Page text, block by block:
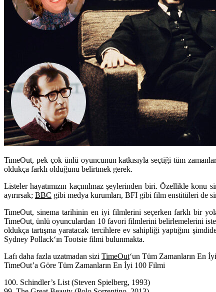
TimeOut, pek çok ünlü oyuncunun katkısıyla seçtiği tüm
oldukça farklı olduğunu belirtmek gerek.
Listeler hayatımızın kaçınılmaz şeylerinden biri. Özellikle
ayırırsak; BBC gibi medya kurumları, BFI gibi film enstitüleri de
TimeOut, sinema tarihinin en iyi filmlerini seçerken farklı bir
TimeOut, ünlü oyunculardan 10 favori filmlerini belirlemelerini
oldukça tartışma yaratacak tercihlere ev sahipliği yaptığını
Sydney Pollack‘ın Tootsie filmi bulunmakta.
Lafı daha fazla uzatmadan sizi TimeOut‘un Tüm Zamanların En
TimeOut’a Göre Tüm Zamanların En İyi 100 Filmi
100. Schindler’s List (Steven Spielberg, 1993)